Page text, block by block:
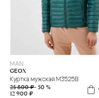
48 52
MAN
GEOX
Куртка мужская M3525B
25 800 ₽- 50 %
12 900 ₽